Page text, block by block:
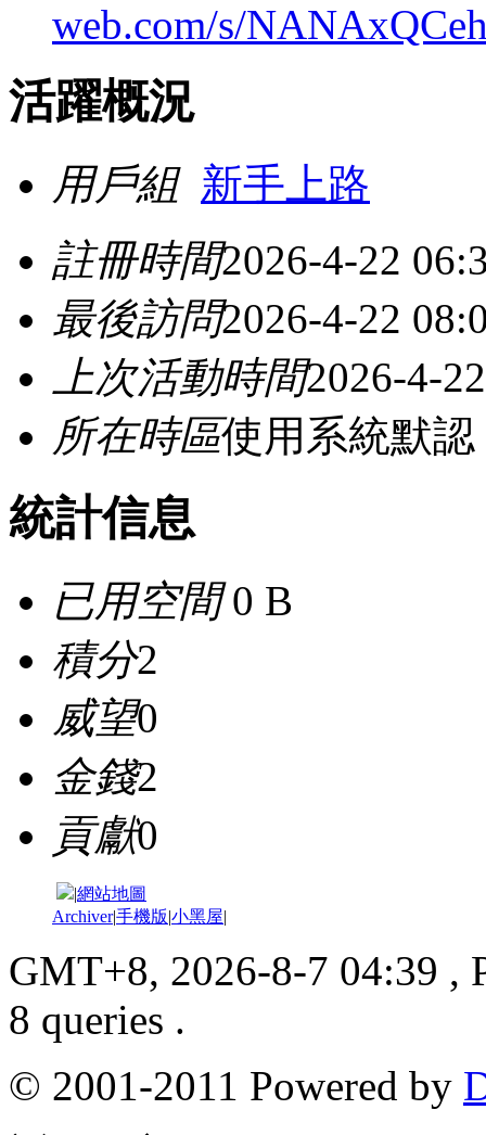
web.com/s/
活躍概況
用戶組 新手上路
註冊時間2026-4-22
最後訪問2026-4-22
上次活動時間2026-4-
所在時區使用系統默認
統計信息
已用空間0 B
積分2
威望0
金錢2
貢獻0
|網站地圖
Archiver|手機版|小黑屋|
GMT+8, 2026-8-7 04:39 ,
8 queries .
© 2001-2011 Powered by